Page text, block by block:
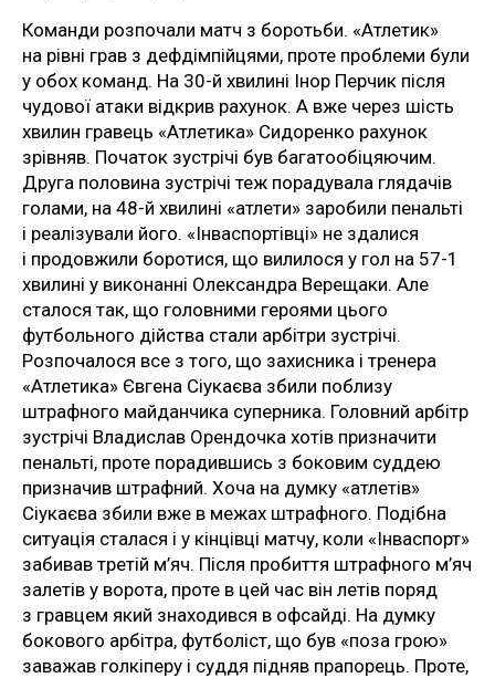
Команди розпочали матч з боротьби. «Атлетик»
на рівні грав з дефдімпійцями, проте проблеми були
у обох команд. На 30-й хвилині Інор Перчик після
чудової атаки відкрив рахунок. А вже через шість
хвилин гравець «Атлетика» Сидоренко рахунок
зрівняв. Початок зустрічі був багатообіцяючим.
Друга половина зустрічі теж порадувала глядачів
голами, на 48-й хвилині «атлети» заробили пенальті
і реалізували його. «Інваспортівці» не здалися
і продовжили боротися, що вилилося у гол на 57-1
хвилині у виконанні Олександра Верещаки. Але
сталося так, що головними героями цього
футбольного дійства стали арбітри зустрічі.
Розпочалося все з того, що захисника і тренера
«Атлетика» Євгена Сіукаєва збили поблизу
штрафного майданчика суперника. Головний арбітр
зустрічі Владислав Орендочка хотів призначити
пенальті, проте порадившись з боковим суддею
призначив штрафний. Хоча на думку «атлетів»
Сіукаєва збили вже в межах штрафного. Подібна
ситуація сталася і у кінцівці матчу, коли «Інваспорт»
забивав третій м’яч. Після пробиття штрафного м’яч
залетів у ворота, проте в цей час він летів поряд
з гравцем який знаходився в офсайді. На думку
бокового арбітра, футболіст, що був «поза грою»
заважав голкіперу і суддя підняв прапорець. Проте,